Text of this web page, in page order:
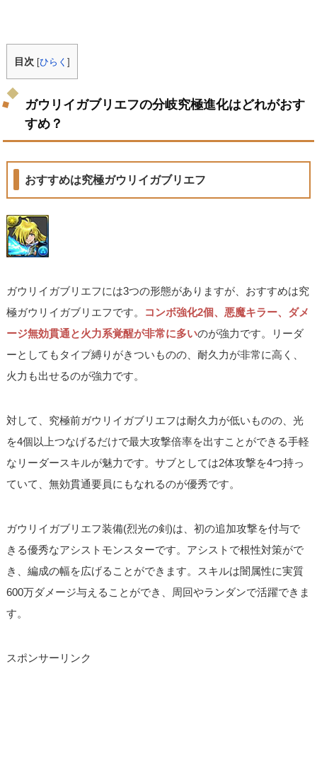
目次 [ひらく]
ガウリイガブリエフの分岐究極進化はどれがおす
すめ？
おすすめは究極ガウリイガブリエフ
ガウリイガブリエフには3つの形態がありますが、おすすめは究
極ガウリイガブリエフです。 コンボ強化2個、悪魔キラー、ダメ
ージ無効貫通と火力系覚醒が非常に多いのが強力です。リーダ
ーとしてもタイプ縛りがきついものの、耐久力が非常に高く、
火力も出せるのが強力です。
対して、究極前ガウリイガブリエフは耐久力が低いものの、光
を4個以上つなげるだけで最大攻撃倍率を出すことができる手軽
なリーダースキルが魅力です。サブとしては2体攻撃を4つ持っ
ていて、無効貫通要員にもなれるのが優秀です。
ガウリイガブリエフ装備(烈光の剣)は、初の追加攻撃を付与で
きる優秀なアシストモンスターです。アシストで根性対策がで
き、編成の幅を広げることができます。スキルは闇属性に実質
600万ダメージ与えることができ、周回やランダンで活躍できま
す。
スポンサーリンク